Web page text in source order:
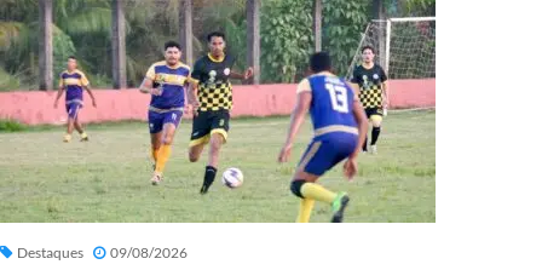
Destaques 09/08/2026